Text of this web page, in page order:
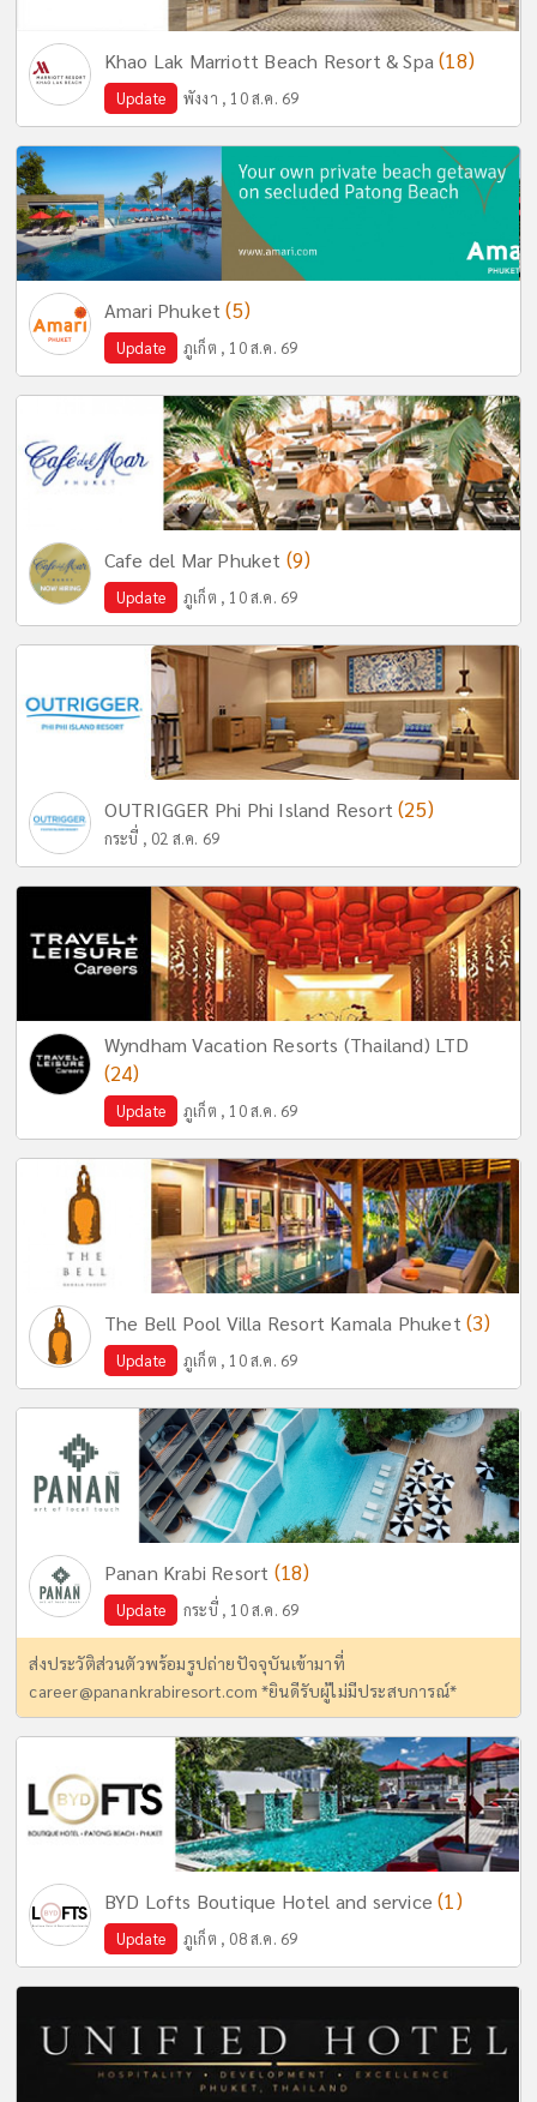
Khao Lak Marriott Beach Resort & Spa(18)
Update พังงา , 10 ส.ค. 69
Amari Phuket(5)
Update ภูเก็ต , 10 ส.ค. 69
Cafe del Mar Phuket (9)
Update ภูเก็ต , 10 ส.ค. 69
OUTRIGGER Phi Phi Island Resort(25)
กระบี่ , 02 ส.ค. 69
Wyndham Vacation Resorts (Thailand) LTD
(24)
Update ภูเก็ต , 10 ส.ค. 69
The Bell Pool Villa Resort Kamala Phuket (3)
Update ภูเก็ต , 10 ส.ค. 69
Panan Krabi Resort (18)
Update กระบี่ , 10 ส.ค. 69
ส่งประวัติส่วนตัวพร้อมรูปถ่ายปัจจุบันเข้ามาที่
career@panankrabiresort.com *ยินดีรับผู้ไม่มีประสบการณ์*
BYD Lofts Boutique Hotel and service(1)
Update ภูเก็ต , 08 ส.ค. 69